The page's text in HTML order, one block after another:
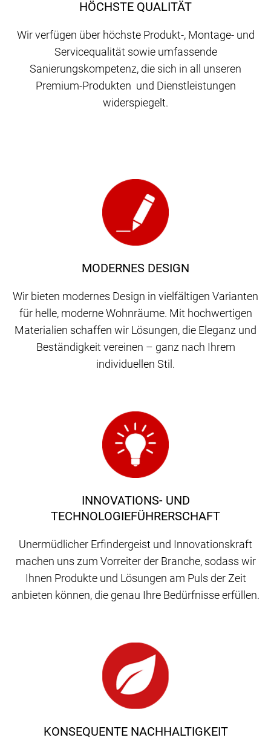
HÖCHSTE QUALITÄT
Wir verfügen über höchste Produkt-, Montage- und
Servicequalität sowie umfassende
Sanierungskompetenz, die sich in all unseren
Premium-Produkten und Dienstleistungen
widerspiegelt.
MODERNES DESIGN
Wir bieten modernes Design in vielfältigen Varianten
für helle, moderne Wohnräume. Mit hochwertigen
Materialien schaffen wir Lösungen, die Eleganz und
Beständigkeit vereinen – ganz nach Ihrem
individuellen Stil.
KONSEQUENTE NACHHALTIGKEIT
INNOVATIONS- UND
TECHNOLOGIEFÜHRERSCHAFT
Unermüdlicher Erfindergeist und Innovationskraft
machen uns zum Vorreiter der Branche, sodass wir
Ihnen Produkte und Lösungen am Puls der Zeit
anbieten können, die genau Ihre Bedürfnisse erfüllen.